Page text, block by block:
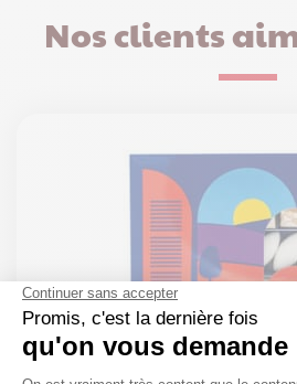
Nos clients